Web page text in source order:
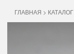
ГЛАВНАЯ > КАТАЛОГ